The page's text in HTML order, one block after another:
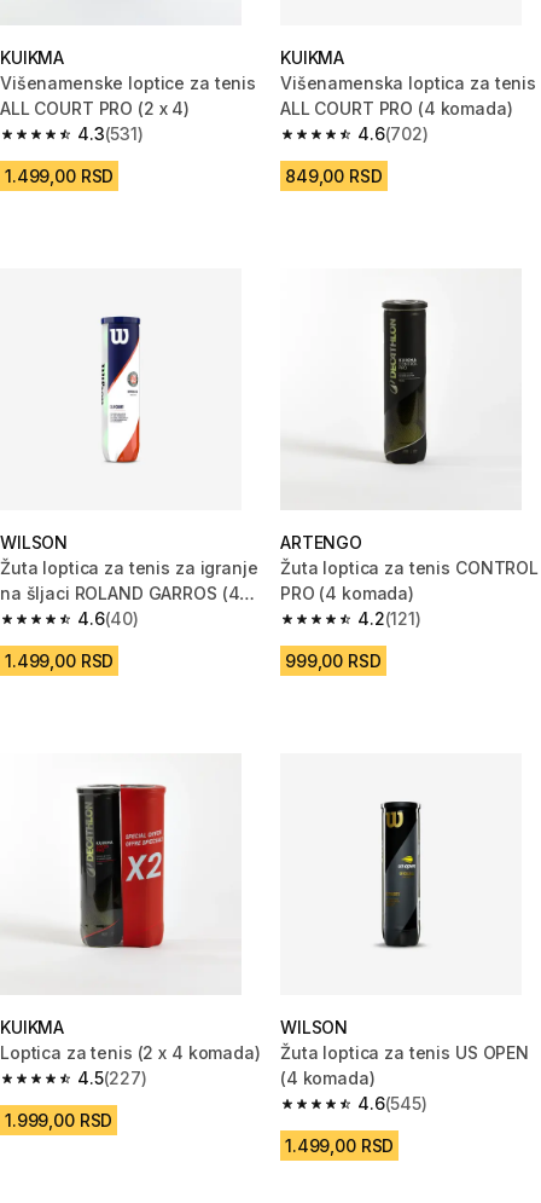
KUIKMA
Višenamenske loptice za tenis
ALL COURT PRO (2 x 4)
4.3
4.3 od 5 zvezdica from 531 Recenzije
(531)
1.499,00 RSD
KUIKMA
Višenamenska loptica za tenis
ALL COURT PRO (4 komada)
4.6
4.6 od 5 zvezdica from 702
(702)
849,00 RSD
WILSON
Žuta loptica za tenis za igranje
na šljaci ROLAND GARROS (4
komada) 4.6
4.6 od 5 zvezdica from 40 Recenzije
(40)
1.499,00 RSD
ARTENGO
Žuta loptica za tenis CONTROL
PRO (4 komada)
4.2
4.2 od 5 zvezdica from 121
(121)
999,00 RSD
KUIKMA
Loptica za tenis (2 x 4 komada)
4.5
4.5 od 5 zvezdica from 227 Recenzije
(227)
1.999,00 RSD
WILSON
Žuta loptica za tenis US OPEN
(4 komada)
4.6
4.6 od 5 zvezdica from 545
(545)
1.499,00 RSD